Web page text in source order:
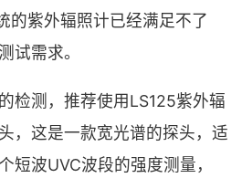
的紫外辐照计已经满足不了
试需求。
检测，推荐使用LS125紫外辐
，这是一款宽光谱的探头，适
短波UVC波段的强度测量，